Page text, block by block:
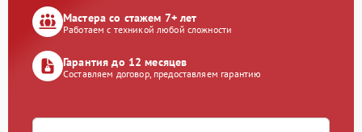
Мастера со стажем 7+ лет
Работаем с техникой любой сложности
Гарантия до 12 месяцев
Составляем договор, предоставляем гарантию